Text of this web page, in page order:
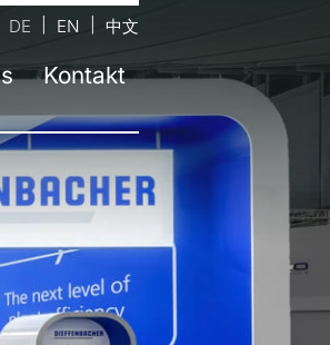
DE EN 中文
Kontakt
München